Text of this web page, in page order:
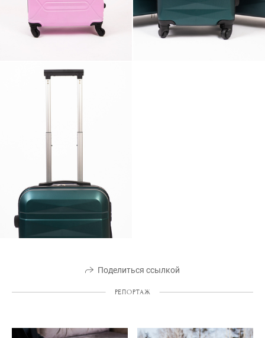
Поделиться ссылкой
РЕПОРТАЖ